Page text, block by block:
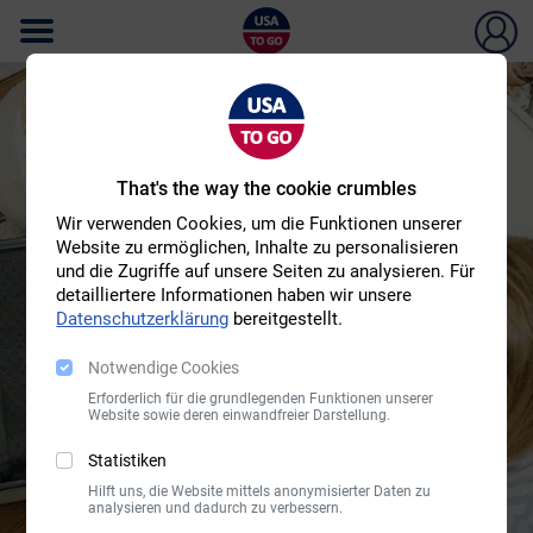
15% Rabatt auf Koffer für
Deine Reisen
That's the way the cookie crumbles
Wir verwenden Cookies, um die Funktionen unserer
Website zu ermöglichen, Inhalte zu personalisieren
und die Zugriffe auf unsere Seiten zu analysieren. Für
detailliertere Informationen haben wir unsere
Datenschutzerklärung bereitgestellt.
Notwendige Cookies
Erforderlich für die grundlegenden Funktionen unserer
Website sowie deren einwandfreier Darstellung.
Statistiken
Hilft uns, die Website mittels anonymisierter Daten zu
analysieren und dadurch zu verbessern.